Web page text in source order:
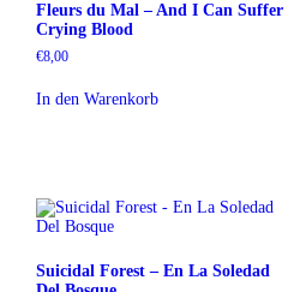
Fleurs du Mal – And I Can Suffer
Crying Blood
€8,00
In den Warenkorb
Suicidal Forest – En La Soledad